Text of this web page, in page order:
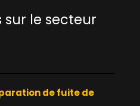
sur le secteur
de fuite de